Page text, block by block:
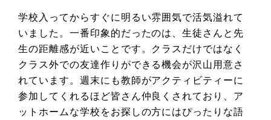
学校入ってからすぐに明るい雰囲気で活気溢れて
いました。一番印象的だったのは、生徒さんと先
生の距離感が近いことです。クラスだけではなく
クラス外での友達作りができる機会が沢山用意さ
れています。週末にも教師がアクティビティーに
参加してくれるほど皆さん仲良くされており、ア
ットホームな学校をお探しの方にはぴったりな語